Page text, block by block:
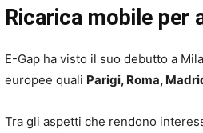
Ricarica mobile per
E-Gap ha visto il suo debutto a
europee quali Parigi, Roma,
Tra gli aspetti che rendono